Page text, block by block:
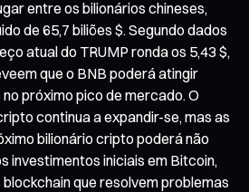
entre os bilionários chineses,
de 65,7 biliões $. Segundo dados
atual do TRUMP ronda os 5,43 $,
que o BNB poderá atingir
próximo pico de mercado. O
continua a expandir-se, mas as
bilionário cripto poderá não
investimentos iniciais em Bitcoin,
que resolvem problemas